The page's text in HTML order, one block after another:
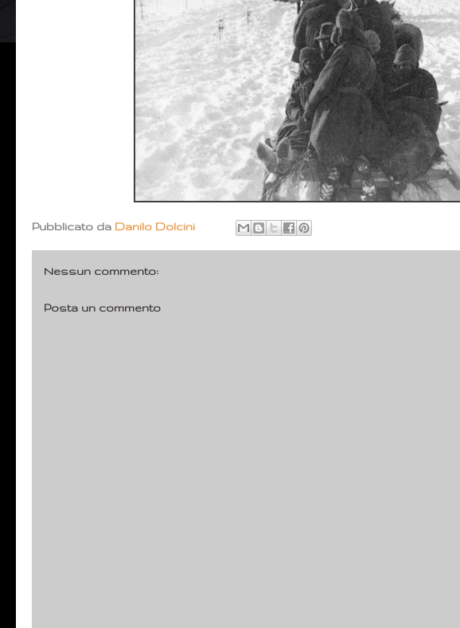
Pubblicato da Danilo Dolcini
Nessun commento:
Posta un commento